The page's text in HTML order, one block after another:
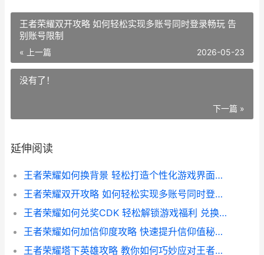
王者荣耀双开攻略 如何轻松实现多账号同时登录畅玩 告
别账号限制
« 上一篇 2026-05-23
没有了！
下一篇 »
延伸阅读
王者荣耀如何换背景 轻松打造个性化游戏界面教程
王者荣耀双开攻略 如何轻松实现多账号同时登录畅玩 告别账号限制
王者荣耀如何兑奖CDK 轻松解锁游戏福利 兑换攻略全解析
王者荣耀如何加信仰度攻略 快速提升信仰值秘籍大揭秘
王者荣耀塔下英雄攻略 教你如何巧妙应对王者荣耀如何打塔下英雄